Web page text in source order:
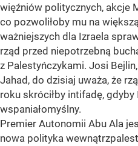
więźniów politycznych, akcje
co pozwoliłoby mu na
ważniejszych dla Izraela
rząd przed niepotrzebną
z Palestyńczykami. Josi
Jahad, do dzisiaj uważa, że
roku skróciłby intifadę, gdyby
wspaniałomyślny.
Premier Autonomii Abu Ala
nowa polityka